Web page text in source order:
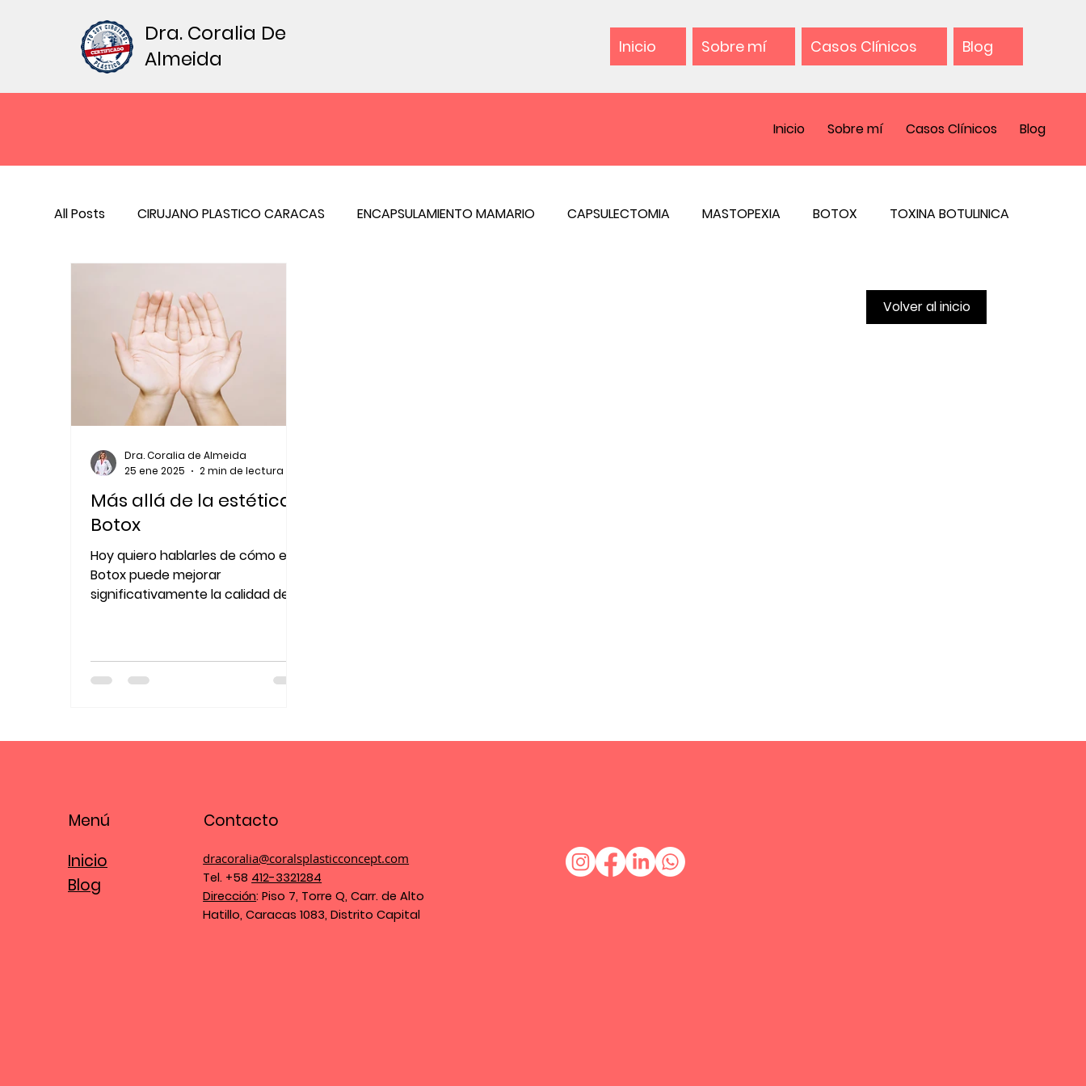
Inicio Sobre mí Casos Clínicos Blog
Dra. Coralia De
Almeida
Inicio Sobre mí Casos Clínicos Blog
Menú
Inicio
Blog
Contacto
dracoralia@coralsplasticconcept.com
Tel. +58 412-3321284
Dirección: Piso 7, Torre Q, Carr. de Alto
Hatillo, Caracas 1083, Distrito Capital
All Posts CIRUJANO PLASTICO CARACAS ENCAPSULAMIENTO MAMARIO CAPSULECTOMIA MASTOPEXIA BOTOX TOXINA BOTULINICA
Más allá de la estética:
Botox
Hoy quiero hablarles de cómo el
Botox puede mejorar
significativamente la calidad de
Dra. Coralia de Almeida
25 ene 2025
2 min de lectura
Volver al inicio